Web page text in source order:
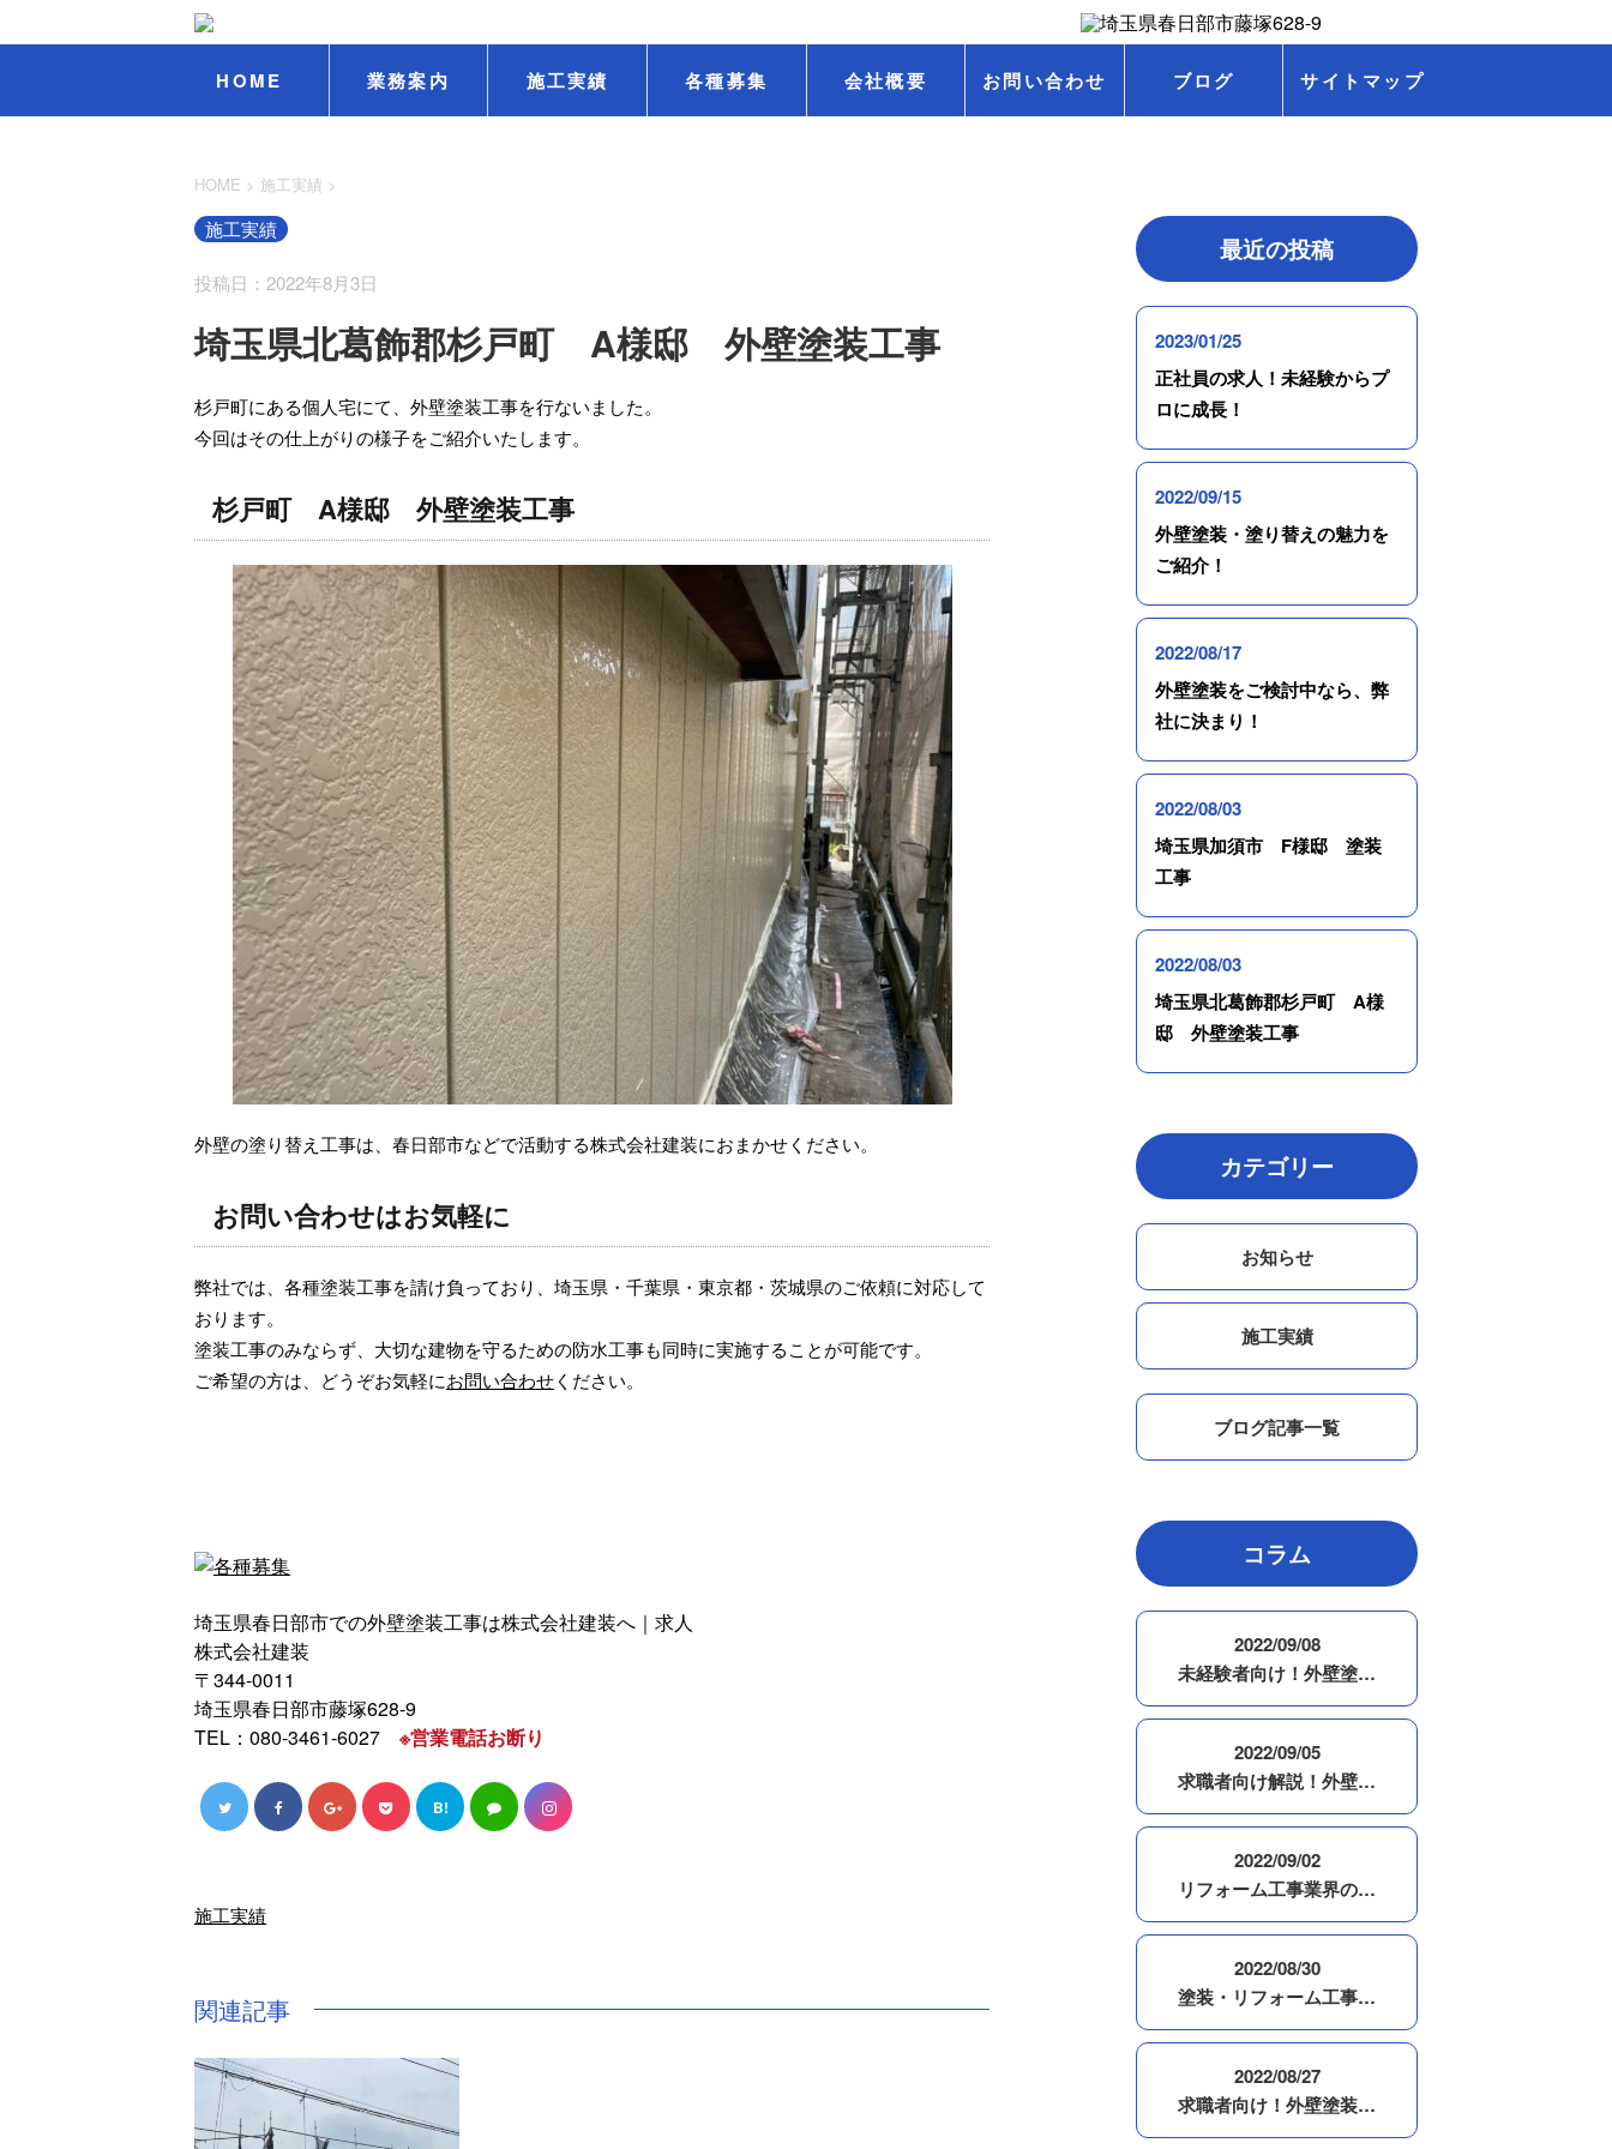
HOME 業務案内 施工実績 各種募集 会社概要 お問い合わせ ブログ サイトマップ
HOME > 施工実績 >
施工実績
投稿日：2022年8月3日
埼玉県北葛飾郡杉戸町 A様邸 外壁塗装工事
杉戸町にある個人宅にて、外壁塗装工事を行ないました。
今回はその仕上がりの様子をご紹介いたします。
杉戸町 A様邸 外壁塗装工事
外壁の塗り替え工事は、春日部市などで活動する株式会社建装におまかせください。
お問い合わせはお気軽に
弊社では、各種塗装工事を請け負っており、埼玉県・千葉県・東京都・茨城県のご依頼に対応して
おります。
塗装工事のみならず、大切な建物を守るための防水工事も同時に実施することが可能です。
ご希望の方は、どうぞお気軽にお問い合わせください。
埼玉県春日部市での外壁塗装工事は株式会社建装へ｜求人
株式会社建装
〒344-0011
埼玉県春日部市藤塚628-9
TEL：080-3461-6027 ※営業電話お断り
B!
施工実績
関連記事
最近の投稿
2023/01/25
正社員の求人！未経験からプ
ロに成長！
2022/09/15
外壁塗装・塗り替えの魅力を
ご紹介！
2022/08/17
外壁塗装をご検討中なら、弊
社に決まり！
2022/08/03
埼玉県加須市 F様邸 塗装
工事
2022/08/03
埼玉県北葛飾郡杉戸町 A様
邸 外壁塗装工事
カテゴリー
お知らせ
施工実績
ブログ記事一覧
コラム
2022/09/08
未経験者向け！外壁塗…
2022/09/05
求職者向け解説！外壁…
2022/09/02
リフォーム工事業界の…
2022/08/30
塗装・リフォーム工事…
2022/08/27
求職者向け！外壁塗装…